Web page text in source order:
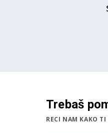
Trebaš
RECI NAM KAKO